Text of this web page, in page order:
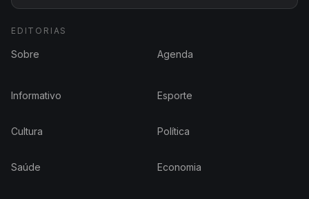
EDITORIAS
Sobre Agenda
Informativo Esporte
Cultura Política
Saúde Economia